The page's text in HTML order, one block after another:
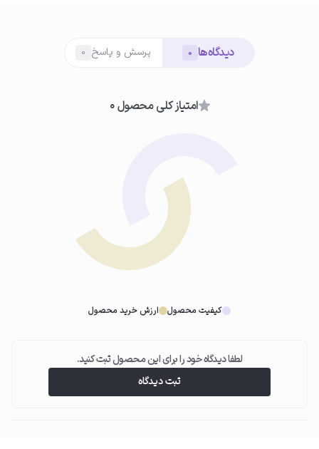
استفاده از کرم
دیدگاه‌ها 0 پرسش و پاسخ 0
امتیاز کلی محصول 0
کیفیت محصول ارزش خرید محصول
لطفا دیدگاه خود را برای این محصول ثبت کنید.
ثبت دیدگاه